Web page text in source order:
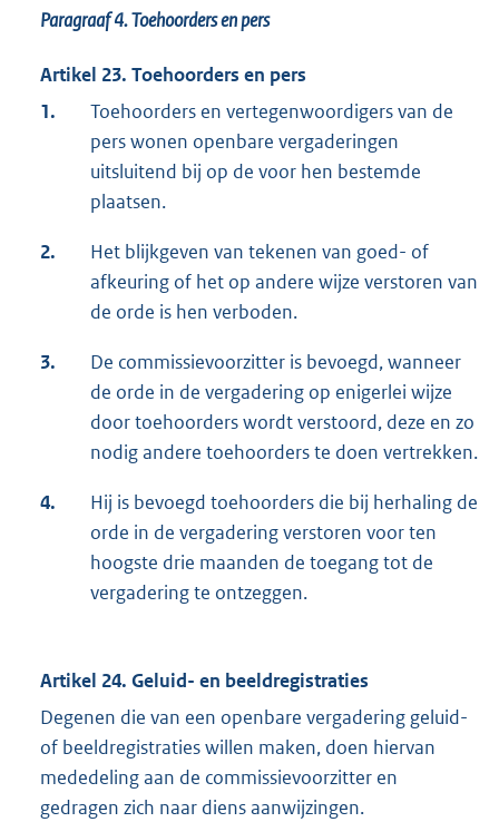
Paragraaf 4.Toehoorders en pers
Artikel 23. Toehoorders en pers
1.
Toehoorders en vertegenwoordigers van de
pers wonen openbare vergaderingen
uitsluitend bij op de voor hen bestemde
plaatsen.
2.
Het blijkgeven van tekenen van goed- of
afkeuring of het op andere wijze verstoren van
de orde is hen verboden.
3.
De commissievoorzitter is bevoegd, wanneer
de orde in de vergadering op enigerlei wijze
door toehoorders wordt verstoord, deze en zo
nodig andere toehoorders te doen vertrekken.
4.
Hij is bevoegd toehoorders die bij herhaling de
orde in de vergadering verstoren voor ten
hoogste drie maanden de toegang tot de
vergadering te ontzeggen.
Artikel 24. Geluid- en beeldregistraties
Degenen die van een openbare vergadering geluid-
of beeldregistraties willen maken, doen hiervan
mededeling aan de commissievoorzitter en
gedragen zich naar diens aanwijzingen.